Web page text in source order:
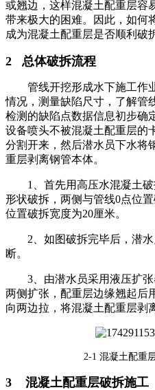
或翘边，这样混凝土配重层容
带来极大的困难。因此，如何
成为混凝土配重层是否顺利破
2 总体破拆流程
管线开挖形成水下施工作
情况，测量缺陷尺寸，了解管
检测的缺陷点数据信息初步确
设备喷头不被混凝土配重层的
分割开来，然后潜水员下水将
重层剥离钢管本体。
1、首先用高压水混凝土
形状破拆，两侧与管线0点位
位置破拆宽度为20厘米。
2、如图破拆完毕后，潜
断。
3、由潜水员采用液压扩
两侧扩张，配重层边缘翘起后
向两边拉，将混凝土配重层剥
2-1 混凝土配重
3 混凝土配重层破拆施工